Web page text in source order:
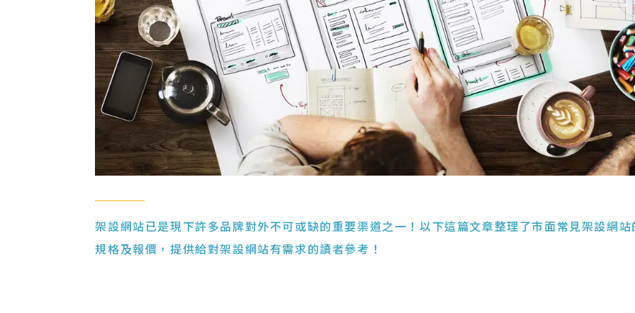
架設網站已是現下許多品牌對外不可或缺的重要渠道之一！以下這篇文章整理了市面常見架設網站
規格及報價，提供給對架設網站有需求的讀者參考！